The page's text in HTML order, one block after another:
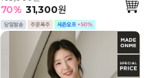
70% 31,300원